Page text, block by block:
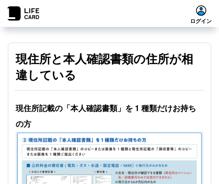
ログイン
現住所と本人確認書類の住所が相
違している
現住所記載の「本人確認書類」を 1 種類だけお持ち
の方